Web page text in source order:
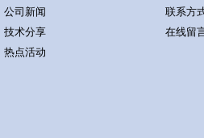
公司新闻
技术分享
热点活动
联系方
在线留